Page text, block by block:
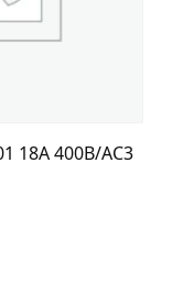
18А 400В/АС3